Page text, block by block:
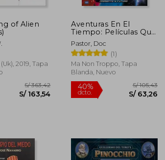
of Alien
2019, Tapa
55% S/ 363,42
Aventuras En El
Tiempo: Películas Que
Viajan Por El Pasado,
Presente Y Futuro.
Pastor, Doc
(1)
Ma Non Troppo, Tapa
Blanda, Nuevo
40%